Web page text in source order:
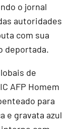
o jornal
autoridades
com sua
deportada.
de
AFP Homem
para
e gravata azul